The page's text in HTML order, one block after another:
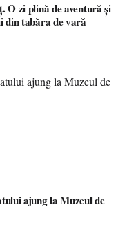
zi plină de aventură și
din tabăra de vară
ajung la Muzeul de